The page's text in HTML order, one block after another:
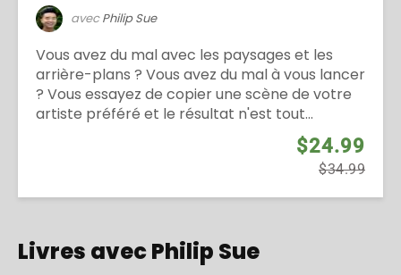
avecPhilip Sue
Vous avez du mal avec les paysages et les
arrière-plans ? Vous avez du mal à vous lancer
? Vous essayez de copier une scène de votre
artiste préféré et le résultat n'est tout...
$24.99
$34.99
Livres avec Philip Sue